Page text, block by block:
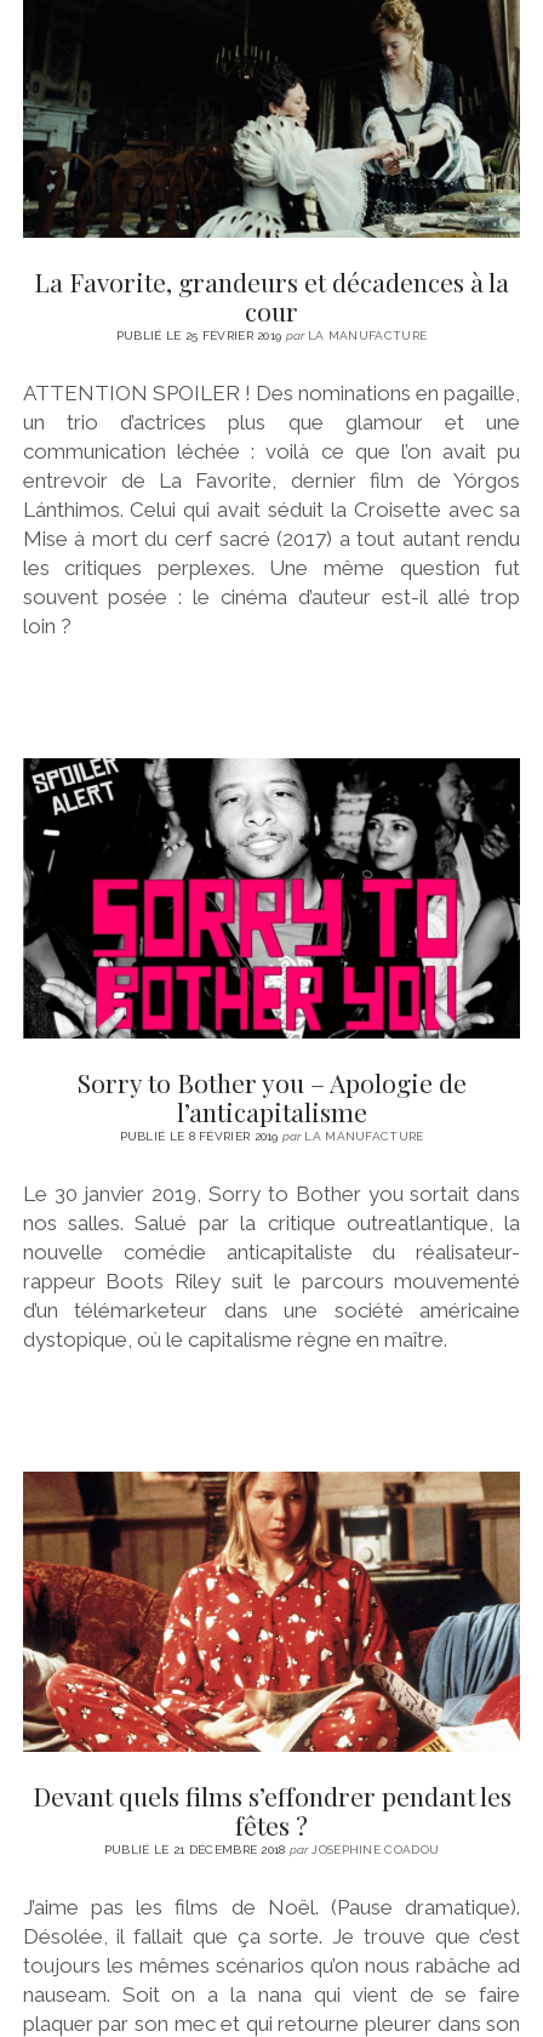
LITTÉRATURE
SPORT
MÉDIAS
SANTÉ
email-
La Favorite, grandeurs et décadences à la
cour
PUBLIÉ LE 25 FÉVRIER 2019 parLA MANUFACTURE
ATTENTION SPOILER ! Des nominations en pagaille,
un trio d’actrices plus que glamour et une
communication léchée : voilà ce que l’on avait pu
entrevoir de La Favorite, dernier film de Yórgos
Lánthimos. Celui qui avait séduit la Croisette avec sa
Mise à mort du cerf sacré (2017) a tout autant rendu
les critiques perplexes. Une même question fut
souvent posée : le cinéma d’auteur est-il allé trop
loin ?
Sorry to Bother you – Apologie de
l’anticapitalisme
PUBLIÉ LE 8 FÉVRIER 2019 parLA MANUFACTURE
Le 30 janvier 2019, Sorry to Bother you sortait dans
nos salles. Salué par la critique outreatlantique, la
nouvelle comédie anticapitaliste du réalisateur-
rappeur Boots Riley suit le parcours mouvementé
d’un télémarketeur dans une société américaine
dystopique, où le capitalisme règne en maître.
Devant quels films s’effondrer pendant les
fêtes ?
PUBLIÉ LE 21 DÉCEMBRE 2018 parJOSEPHINE COADOU
J’aime pas les films de Noël. (Pause dramatique).
Désolée, il fallait que ça sorte. Je trouve que c’est
toujours les mêmes scénarios qu’on nous rabâche ad
nauseam. Soit on a la nana qui vient de se faire
plaquer par son mec et qui retourne pleurer dans son